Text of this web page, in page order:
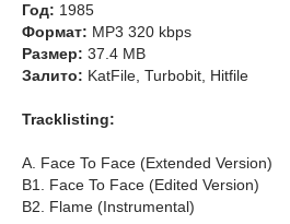
Год: 1985
Формат: MP3 320 kbps
Размер: 37.4 MB
Залито: KatFile, Turbobit, Hitfile
Tracklisting:
A. Face To Face (Extended Version)
B1. Face To Face (Edited Version)
B2. Flame (Instrumental)